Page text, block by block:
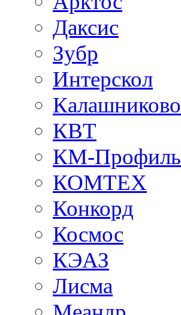
Даксис
Зубр
Интерскол
Калашниково
КВТ
КМ-Профиль
КОМТЕХ
Конкорд
Космос
КЭАЗ
Лисма